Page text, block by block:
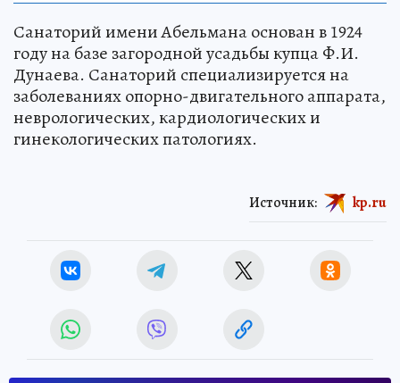
Санаторий имени Абельмана основан в 1924
году на базе загородной усадьбы купца Ф.И.
Дунаева. Санаторий специализируется на
заболеваниях опорно-двигательного аппарата,
неврологических, кардиологических и
гинекологических патологиях.
Источник: kp.ru